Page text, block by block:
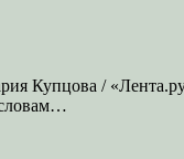
Купцова /